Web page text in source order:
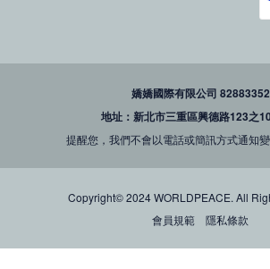
嬌嬌國際有限公司 82883352
地址：新北市三重區興德路123之
提醒您，我們不會以電話或簡訊方式通知變
Copyright© 2024 WORLDPEACE. All
會員規範
隱私條款